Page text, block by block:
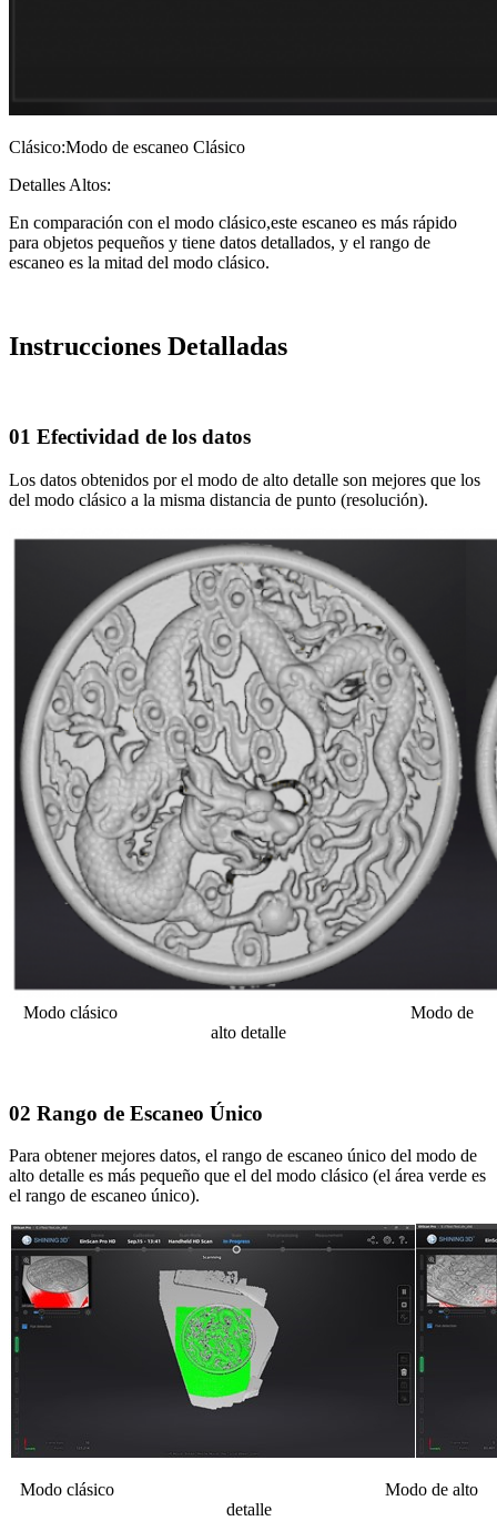
Clásico:Modo de escaneo Clásico
Detalles Altos:
En comparación con el modo clásico,este escaneo es más rápido
para objetos pequeños y tiene datos detallados, y el rango de
escaneo es la mitad del modo clásico.
Instrucciones Detalladas
01 Efectividad de los datos
Los datos obtenidos por el modo de alto detalle son mejores que los
del modo clásico a la misma distancia de punto (resolución).
Modo clásico Modo de
alto detalle
02 Rango de Escaneo Único
Para obtener mejores datos, el rango de escaneo único del modo de
alto detalle es más pequeño que el del modo clásico (el área verde es
el rango de escaneo único).
Modo clásico Modo de alto
detalle